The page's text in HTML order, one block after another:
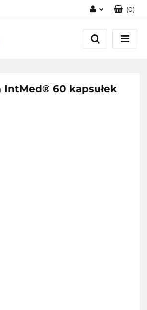
Zaloguj się
Zarejestruj się
(0)
IntMed® 60 kapsułek